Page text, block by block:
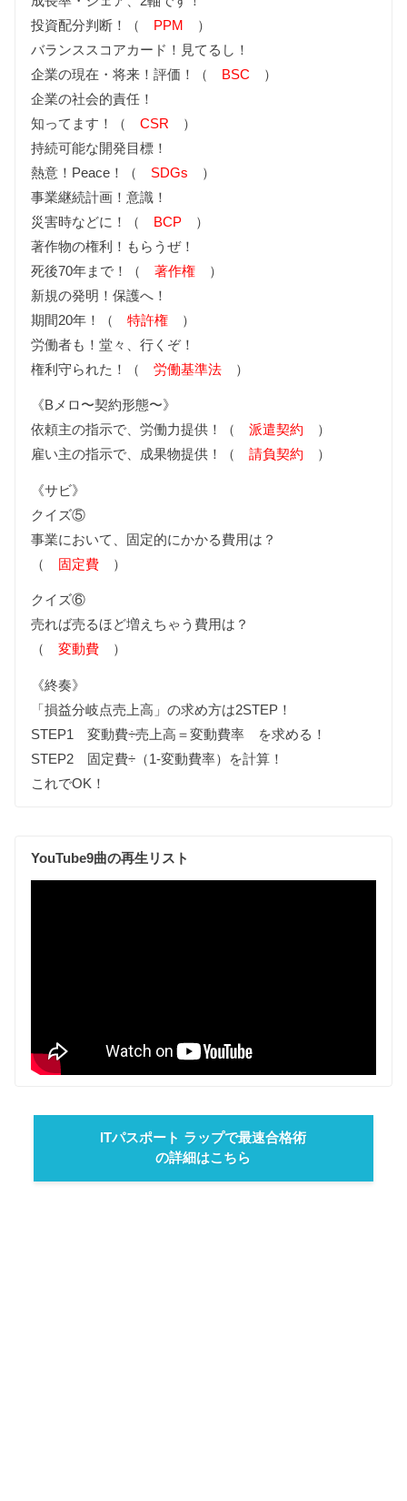
投資配分判断！（ PPM ）
バランススコアカード！見てるし！
企業の現在・将来！評価！（ BSC ）
企業の社会的責任！
知ってます！（CSR ）
持続可能な開発目標！
熱意！Peace！（ SDGs ）
事業継続計画！意識！
災害時などに！（ BCP ）
著作物の権利！もらうぜ！
死後70年まで！（著作権 ）
新規の発明！保護へ！
期間20年！（特許権 ）
労働者も！堂々、行くぞ！
権利守られた！（労働基準法 ）
《Bメロ〜契約形態〜》
依頼主の指示で、労働力提供！（派遣契約 ）
雇い主の指示で、成果物提供！（請負契約 ）
《サビ》
クイズ⑤
事業において、固定的にかかる費用は？
（ 固定費 ）
クイズ⑥
売れば売るほど増えちゃう費用は？
（変動費 ）
《終奏》
「損益分岐点売上高」の求め方は2STEP！
STEP1 変動費÷売上高＝変動費率 を求める！
STEP2 固定費÷（1-変動費率）を計算！
これでOK！
YouTube9曲の再生リスト
ITパスポート ラップで最速合格術
の詳細はこちら